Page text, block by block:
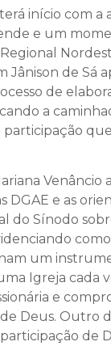
início com a
e um
Jânison de Sá
de
a
Venâncio
DGAE e as
do Sínodo
como
um
Igreja cada
e
Deus. Outro
de